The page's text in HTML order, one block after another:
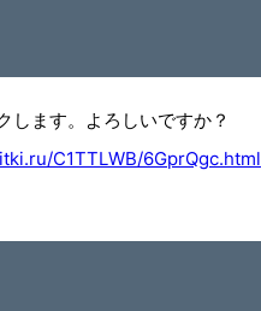
します。よろしいですか？
C1TTLWB/6GprQgc.html